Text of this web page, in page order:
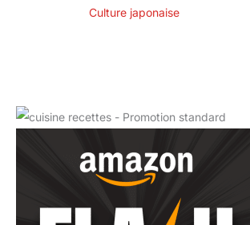
Culture japonaise